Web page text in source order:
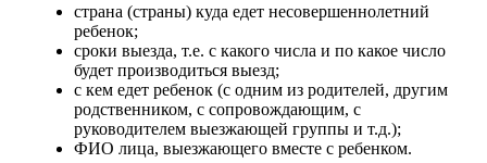
страна (страны) куда едет несовершеннолетний
ребенок;
сроки выезда, т.е. с какого числа и по какое число
будет производиться выезд;
с кем едет ребенок (с одним из родителей, другим
родственником, с сопровождающим, с
руководителем выезжающей группы и т.д.);
ФИО лица, выезжающего вместе с ребенком.